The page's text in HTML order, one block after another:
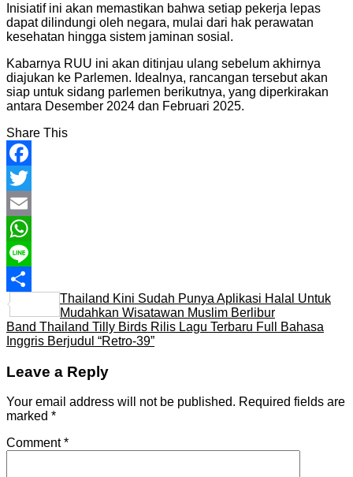
Inisiatif ini akan memastikan bahwa setiap pekerja lepas
dapat dilindungi oleh negara, mulai dari hak perawatan
kesehatan hingga sistem jaminan sosial.
Kabarnya RUU ini akan ditinjau ulang sebelum akhirnya
diajukan ke Parlemen. Idealnya, rancangan tersebut akan
siap untuk sidang parlemen berikutnya, yang diperkirakan
antara Desember 2024 dan Februari 2025.
Share This
Facebook
Twitter
Email
WhatsApp
Line
Share
Thailand Kini Sudah Punya Aplikasi Halal Untuk
Mudahkan Wisatawan Muslim Berlibur
Band Thailand Tilly Birds Rilis Lagu Terbaru Full Bahasa
Inggris Berjudul “Retro-39”
Leave a Reply
Your email address will not be published. Required fields are
marked *
Comment*